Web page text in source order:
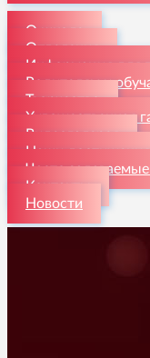
О школе
Отделения
Информация для
Родителям и
Творчество
Художественная
Видеогалерея
Наши достижения
Часто
Контакты
Новости